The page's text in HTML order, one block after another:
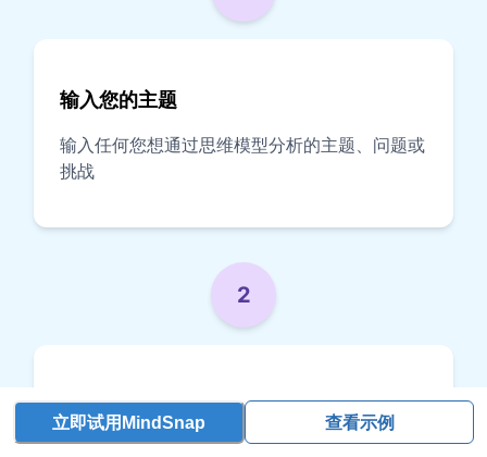
立即试用MindSnap 查看示例
输入您的主题
输入任何您想通过思维模型分析的主题、问题或
挑战
2
选择思维模型（可选）
选择一个特定的思维模型，或让 AI 为您的主题